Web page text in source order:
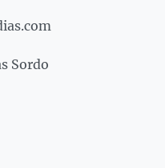
Sordo